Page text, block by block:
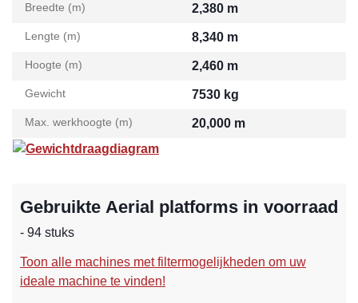
Breedte (m) 2,380 m
Lengte (m) 8,340 m
Hoogte (m) 2,460 m
Gewicht 7530 kg
Max. werkhoogte (m)
20,000 m
Gewichtdraagdiagram
Gebruikte Aerial platforms in voorraad
- 94 stuks
Toon alle machines met filtermogelijkheden om uw
ideale machine te vinden!